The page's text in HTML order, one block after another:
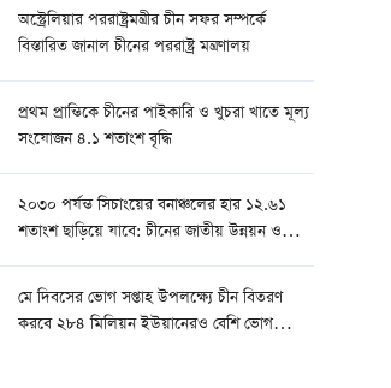
অস্ট্রেলিয়ার পররাষ্ট্রমন্ত্রীর চীন সফর সম্পর্কে
বিস্তারিত জানাল চীনের পররাষ্ট্র মন্ত্রণালয়
প্রথম প্রান্তিকে চীনের পাইকারি ও খুচরা খাতে মূল্য
সংযোজন ৪.১ শতাংশ বৃদ্ধি
২০৩০ পর্যন্ত সিচাংয়ের বনাঞ্চলের হার ১২.৬১
শতাংশ ছাড়িয়ে যাবে: চীনের জাতীয় উন্নয়ন ও
মে দিবসের ভোগ সপ্তাহ উপলক্ষ্যে চীন বিতরণ
করবে ২৮৪ মিলিয়ন ইউয়ানেরও বেশি ভোগ